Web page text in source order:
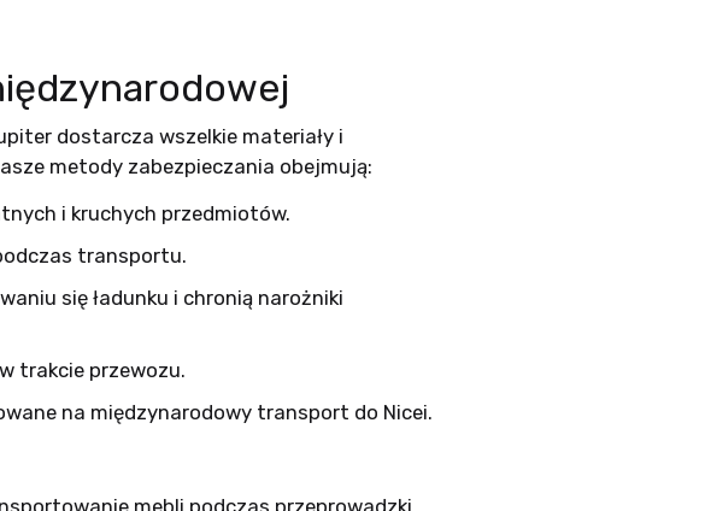
dostarcza wszelkie materiały i
metody zabezpieczania obejmują:
i kruchych przedmiotów.
transportu.
się ładunku i chronią narożniki
trakcie przewozu.
na międzynarodowy transport do Nicei.
mebli podczas przeprowadzki